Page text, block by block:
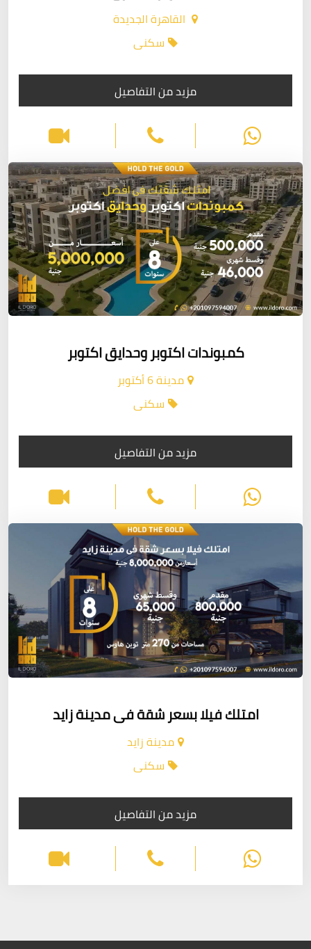
القاهرة الجديدة
سكنى
مزيد من التفاصيل
كمبوندات اكتوبر وحدايق اكتوبر
مدينة 6 أكتوبر
سكنى
مزيد من التفاصيل
امتلك فيلا بسعر شقة فى مدينة زايد
مدينة زايد
سكنى
مزيد من التفاصيل